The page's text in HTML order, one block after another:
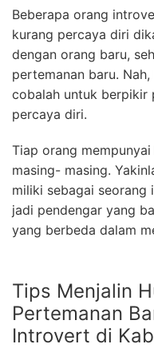
Beberapa orang
kurang percaya diri
dengan orang baru,
pertemanan baru.
cobalah untuk berpikir
percaya diri.
Tiap orang
masing- masing.
miliki sebagai seorang
jadi pendengar yang
yang berbeda dalam
Tips Menjalin
Pertemanan
Introvert di